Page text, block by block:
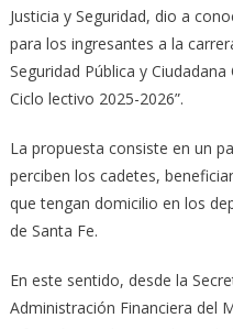
Justicia y Seguridad, dio a
para los ingresantes a la
Seguridad Pública y
Ciclo lectivo 2025-2026”.
La propuesta consiste en un
perciben los cadetes,
que tengan domicilio en los
de Santa Fe.
En este sentido, desde la
Administración Financiera del